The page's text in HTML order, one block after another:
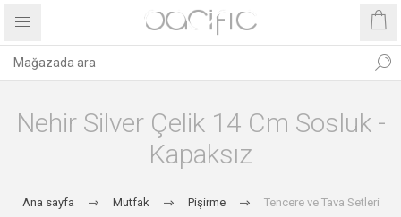
Nehir Silver Çelik 14 Cm Sosluk -
Kapaksız
Ana sayfa Mutfak Pişirme Tencere ve Tava Setleri